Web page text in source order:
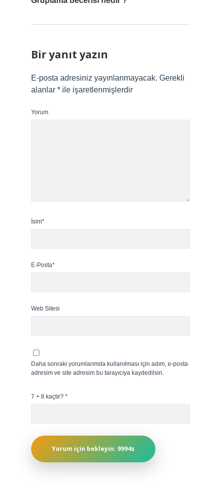
Bir yanıt yazın
E-posta adresiniz yayınlanmayacak. Gerekli
alanlar * ile işaretlenmişlerdir
Yorum
İsim*
E-Posta*
Web Sitesi
Daha sonraki yorumlarımda kullanılması için adım, e-posta
adresim ve site adresim bu tarayıcıya kaydedilsin.
7 + 8 kaçtır? *